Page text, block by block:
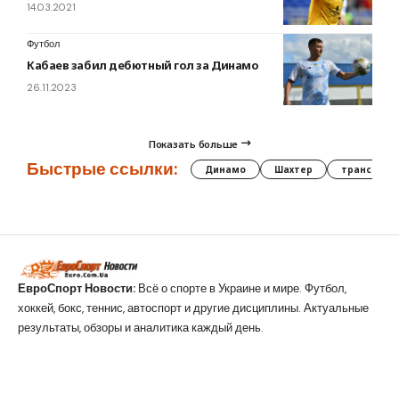
14.03.2021
Футбол
Кабаев забил дебютный гол за Динамо
26.11.2023
Показать больше
Быстрые ссылки: Динамо Шахтер трансферы
ЕвроСпорт Новости: Всё о спорте в Украине и мире. Футбол,
хоккей, бокс, теннис, автоспорт и другие дисциплины. Актуальные
результаты, обзоры и аналитика каждый день.